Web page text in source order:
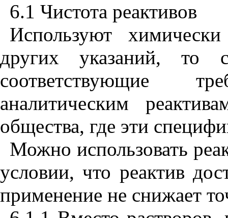
6.1 Чистота реактивов
Используют
других указаний, то
соответствующие
аналитическим
общества, где эти
Можно использовать
условии, что реактив
применение не снижает